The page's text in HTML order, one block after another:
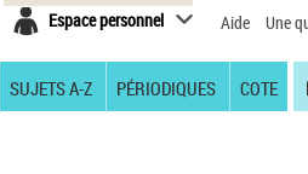
Espace personnel Aide Une
SUJETS A-Z PÉRIODIQUES COTE